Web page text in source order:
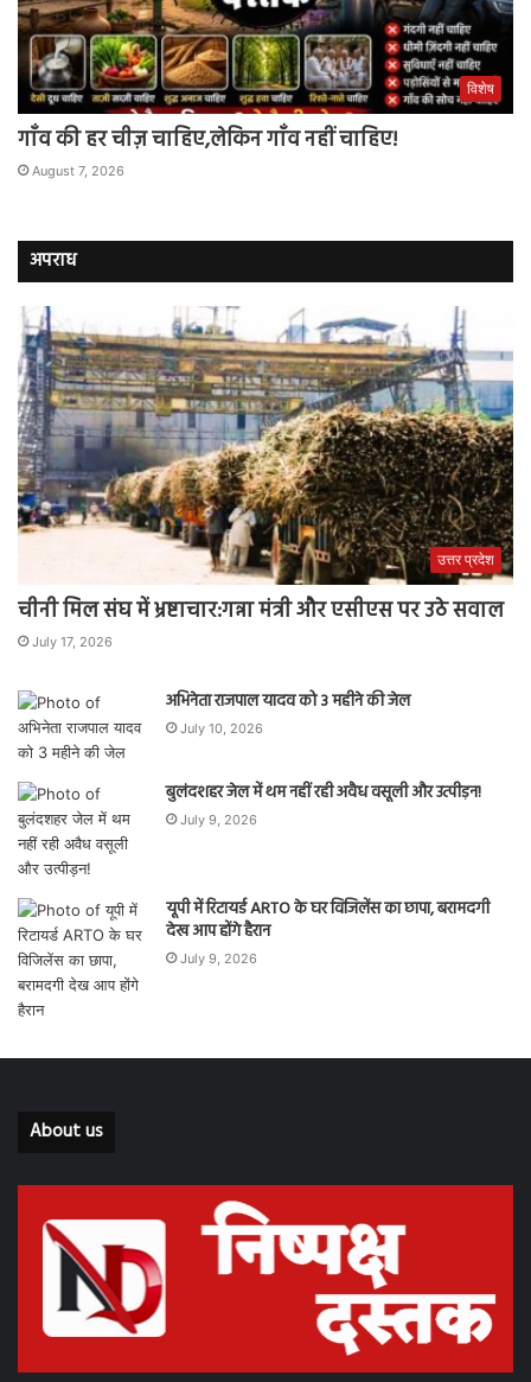
विशेष
गाँव की हर चीज़ चाहिए,लेकिन गाँव नहीं चाहिए!
August 7, 2026
अपराध
उत्तर प्रदेश
चीनी मिल संघ में भ्रष्टाचार:गन्ना मंत्री और एसीएस पर उठे सवाल
July 17, 2026
अभिनेता राजपाल यादव को 3 महीने की जेल
July 10, 2026
बुलंदशहर जेल में थम नहीं रही अवैध वसूली और उत्पीड़न!
July 9, 2026
यूपी में रिटायर्ड ARTO के घर विजिलेंस का छापा, बरामदगी
देख आप होंगे हैरान
July 9, 2026
About us